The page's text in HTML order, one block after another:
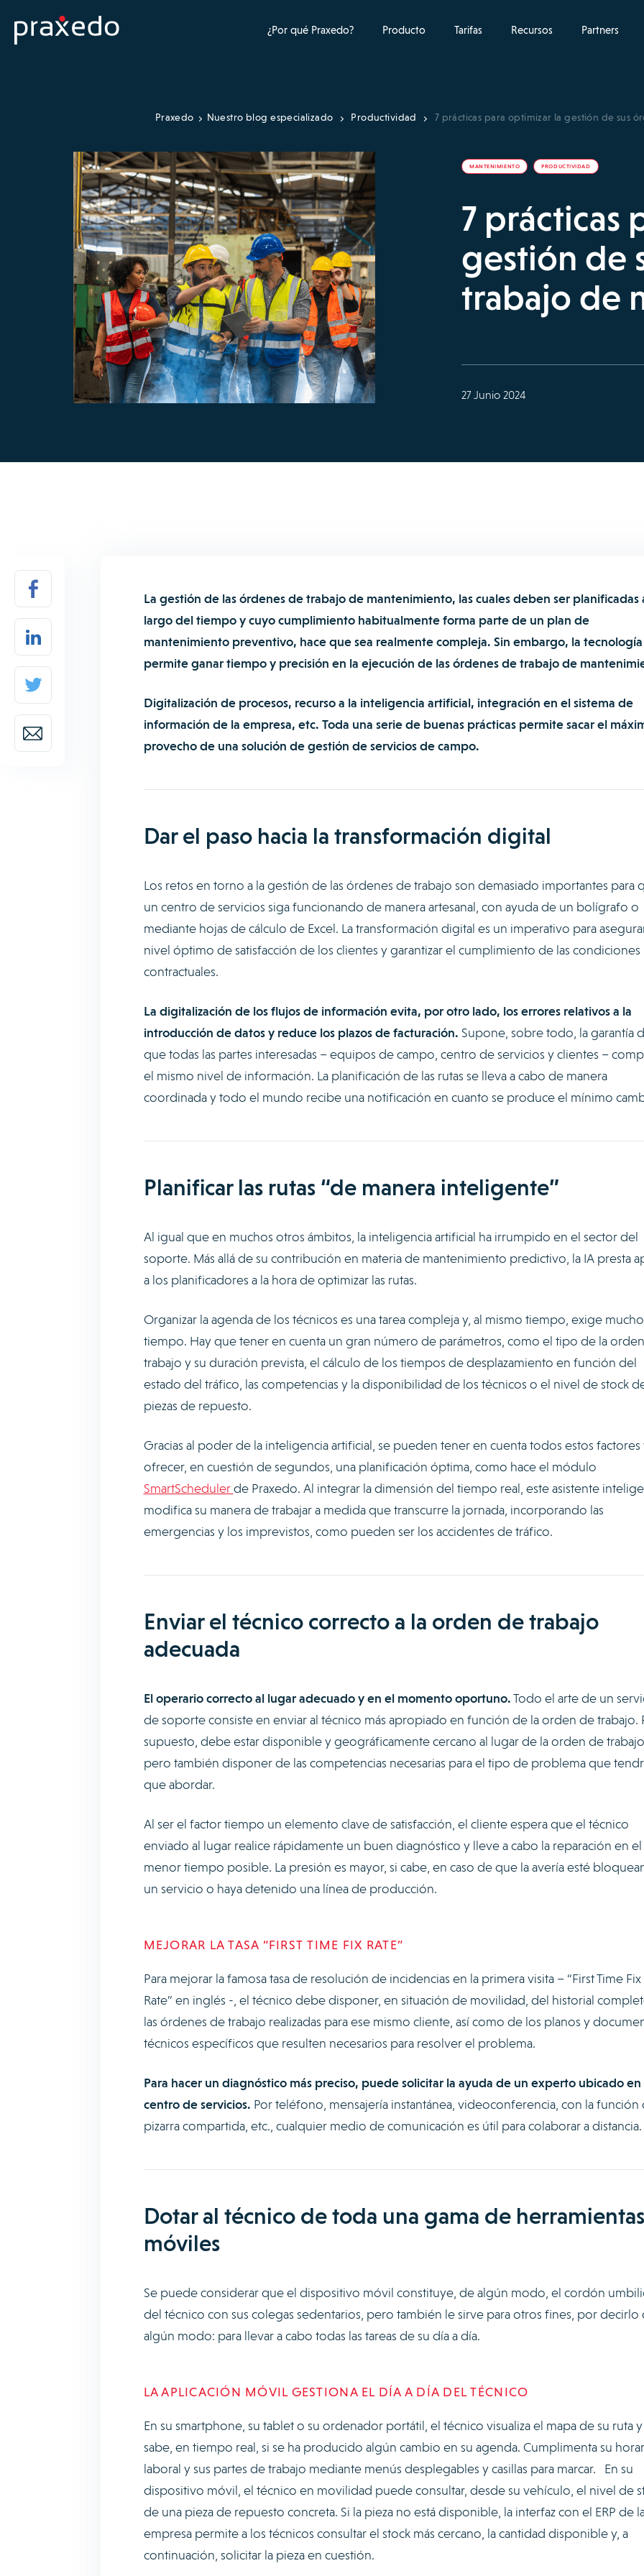
¿Por qué Praxedo? Producto Tarifas Recursos Partners
Praxedo Nuestro blog especializado Productividad 7 prácticas para optimizar la gestión de sus
MANTENIMIENTO PRODUCTIVIDAD
7 prácticas
gestión de
trabajo de
27 Junio 2024
La gestión de las órdenes de trabajo de mantenimiento, las cuales deben ser planificadas
largo del tiempo y cuyo cumplimiento habitualmente forma parte de un plan de
mantenimiento preventivo, hace que sea realmente compleja. Sin embargo, la tecnología
permite ganar tiempo y precisión en la ejecución de las órdenes de trabajo de
Digitalización de procesos, recurso a la inteligencia artificial, integración en el sistema de
información de la empresa, etc. Toda una serie de buenas prácticas permite sacar el
provecho de una solución de gestión de servicios de campo.
Dar el paso hacia la transformación digital
Los retos en torno a la gestión de las órdenes de trabajo son demasiado importantes para
un centro de servicios siga funcionando de manera artesanal, con ayuda de un bolígrafo o
mediante hojas de cálculo de Excel. La transformación digital es un imperativo para
nivel óptimo de satisfacción de los clientes y garantizar el cumplimiento de las condiciones
contractuales.
La digitalización de los flujos de información evita, por otro lado, los errores relativos a la
introducción de datos y reduce los plazos de facturación. Supone, sobre todo, la garantía
que todas las partes interesadas – equipos de campo, centro de servicios y clientes –
el mismo nivel de información. La planificación de las rutas se lleva a cabo de manera
coordinada y todo el mundo recibe una notificación en cuanto se produce el mínimo
Planificar las rutas “de manera inteligente”
Al igual que en muchos otros ámbitos, la inteligencia artificial ha irrumpido en el sector del
soporte. Más allá de su contribución en materia de mantenimiento predictivo, la IA presta
a los planificadores a la hora de optimizar las rutas.
Organizar la agenda de los técnicos es una tarea compleja y, al mismo tiempo, exige mucho
tiempo. Hay que tener en cuenta un gran número de parámetros, como el tipo de la
trabajo y su duración prevista, el cálculo de los tiempos de desplazamiento en función del
estado del tráfico, las competencias y la disponibilidad de los técnicos o el nivel de stock
piezas de repuesto.
Gracias al poder de la inteligencia artificial, se pueden tener en cuenta todos estos factores
ofrecer, en cuestión de segundos, una planificación óptima, como hace el módulo
SmartSchedulerde Praxedo. Al integrar la dimensión del tiempo real, este asistente
modifica su manera de trabajar a medida que transcurre la jornada, incorporando las
emergencias y los imprevistos, como pueden ser los accidentes de tráfico.
Enviar el técnico correcto a la orden de trabajo
adecuada
El operario correcto al lugar adecuado y en el momento oportuno.Todo el arte de un
de soporte consiste en enviar al técnico más apropiado en función de la orden de trabajo.
supuesto, debe estar disponible y geográficamente cercano al lugar de la orden de trabajo,
pero también disponer de las competencias necesarias para el tipo de problema que
que abordar.
Al ser el factor tiempo un elemento clave de satisfacción, el cliente espera que el técnico
enviado al lugar realice rápidamente un buen diagnóstico y lleve a cabo la reparación en el
menor tiempo posible. La presión es mayor, si cabe, en caso de que la avería esté
un servicio o haya detenido una línea de producción.
MEJORAR LA TASA “FIRST TIME FIX RATE”
Para mejorar la famosa tasa de resolución de incidencias en la primera visita – “First Time Fix
Rate” en inglés -, el técnico debe disponer, en situación de movilidad, del historial
las órdenes de trabajo realizadas para ese mismo cliente, así como de los planos y
técnicos específicos que resulten necesarios para resolver el problema.
Para hacer un diagnóstico más preciso, puede solicitar la ayuda de un experto ubicado en
centro de servicios. Por teléfono, mensajería instantánea, videoconferencia, con la función
pizarra compartida, etc., cualquier medio de comunicación es útil para colaborar a distancia.
Dotar al técnico de toda una gama de herramientas
móviles
Se puede considerar que el dispositivo móvil constituye, de algún modo, el cordón
del técnico con sus colegas sedentarios, pero también le sirve para otros fines, por decirlo
algún modo: para llevar a cabo todas las tareas de su día a día.
LA APLICACIÓN MÓVIL GESTIONA EL DÍA A DÍA DEL TÉCNICO
En su smartphone, su tablet o su ordenador portátil, el técnico visualiza el mapa de su ruta y
sabe, en tiempo real, si se ha producido algún cambio en su agenda. Cumplimenta su
laboral y sus partes de trabajo mediante menús desplegables y casillas para marcar. En su
dispositivo móvil, el técnico en movilidad puede consultar, desde su vehículo, el nivel de
de una pieza de repuesto concreta. Si la pieza no está disponible, la interfaz con el ERP de
empresa permite a los técnicos consultar el stock más cercano, la cantidad disponible y, a
continuación, solicitar la pieza en cuestión.